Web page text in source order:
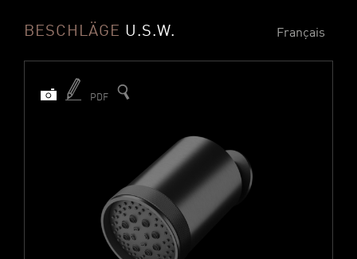
Français
BESCHLÄGE U.S.W.
PDF